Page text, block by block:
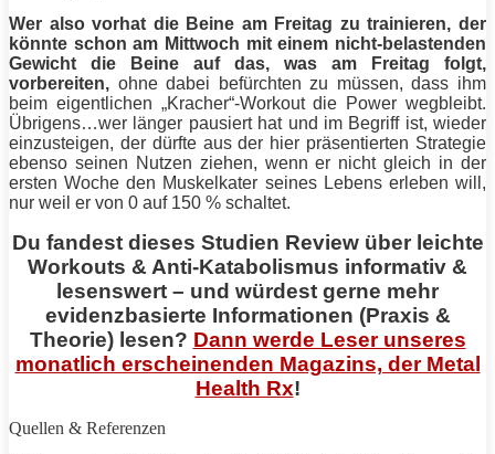
Wer also vorhat die Beine am Freitag zu trainieren, der
könnte schon am Mittwoch mit einem nicht-belastenden
Gewicht die
Beine auf das, was am Freitag folgt,
vorbereiten, ohne dabei befürchten zu müssen, dass ihm
beim eigentlichen „Kracher“-Workout die Power wegbleibt.
Übrigens…wer länger pausiert hat und im Begriff ist, wieder
einzusteigen, der dürfte aus der hier präsentierten Strategie
ebenso seinen Nutzen ziehen, wenn er nicht gleich in der
ersten Woche den Muskelkater seines Lebens erleben will,
nur weil er von 0 auf 150 % schaltet.
Du fandest dieses Studien Review über leichte
Workouts & Anti-Katabolismus informativ &
lesenswert – und würdest gerne mehr
evidenzbasierte Informationen (Praxis &
Theorie) lesen? Dann werde Leser unseres
monatlich erscheinenden Magazins, der Metal
Health Rx!
Quellen & Referenzen